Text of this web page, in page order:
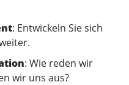
: Entwickeln Sie sich
: Wie reden wir
wir uns aus?